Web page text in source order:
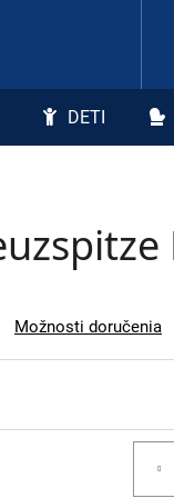
DETI
Možnosti doručenia